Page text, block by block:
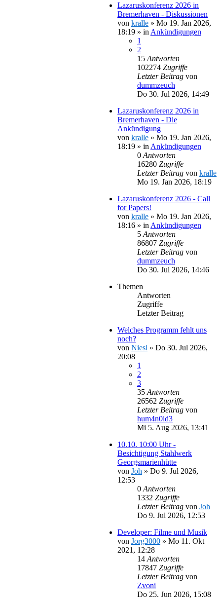
Lazaruskonferenz 2026 in
Bremerhaven - Diskussionen
von kralle » Mo 19. Jan 2026,
18:19 » in Ankündigungen
1
2
15 Antworten
102274 Zugriffe
Letzter Beitrag von
dummzeuch
Do 30. Jul 2026, 14:49
Lazaruskonferenz 2026 in
Bremerhaven - Die
Ankündigung
von kralle » Mo 19. Jan 2026,
18:19 » in Ankündigungen
0 Antworten
16280 Zugriffe
Letzter Beitrag von kralle
Mo 19. Jan 2026, 18:19
Lazaruskonferenz 2026 - Call
for Papers!
von kralle » Mo 19. Jan 2026,
18:16 » in Ankündigungen
5 Antworten
86807 Zugriffe
Letzter Beitrag von
dummzeuch
Do 30. Jul 2026, 14:46
Themen
Antworten
Zugriffe
Letzter Beitrag
Welches Programm fehlt uns
noch?
von Niesi » Do 30. Jul 2026,
20:08
1
2
3
35 Antworten
26562 Zugriffe
Letzter Beitrag von
hum4n0id3
Mi 5. Aug 2026, 13:41
10.10. 10:00 Uhr -
Besichtigung Stahlwerk
Georgsmarienhütte
von Joh » Do 9. Jul 2026,
12:53
0 Antworten
1332 Zugriffe
Letzter Beitrag von Joh
Do 9. Jul 2026, 12:53
Developer: Filme und Musik
von Jorg3000 » Mo 11. Okt
2021, 12:28
14 Antworten
17847 Zugriffe
Letzter Beitrag von
Zvoni
Do 25. Jun 2026, 15:08